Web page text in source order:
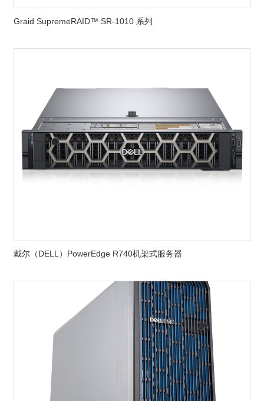
Graid SupremeRAID™ SR-1010 系列
戴尔（DELL）PowerEdge R740机架式服务器